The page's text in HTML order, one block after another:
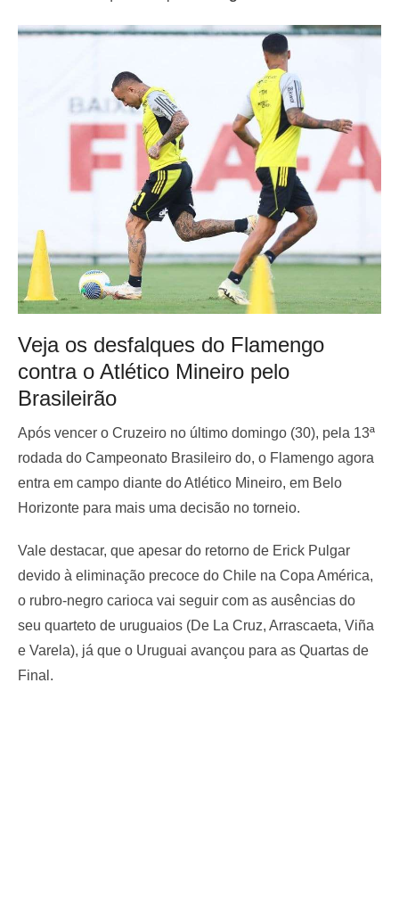
Veja os desfalques do Flamengo
contra o Atlético Mineiro pelo
Brasileirão
Após vencer o Cruzeiro no último domingo (30), pela 13ª
rodada do Campeonato Brasileiro do, o Flamengo agora
entra em campo diante do Atlético Mineiro, em Belo
Horizonte para mais uma decisão no torneio.
Vale destacar, que apesar do retorno de Erick Pulgar
devido à eliminação precoce do Chile na Copa América,
o rubro-negro carioca vai seguir com as ausências do
seu quarteto de uruguaios (De La Cruz, Arrascaeta, Viña
e Varela), já que o Uruguai avançou para as Quartas de
Final.